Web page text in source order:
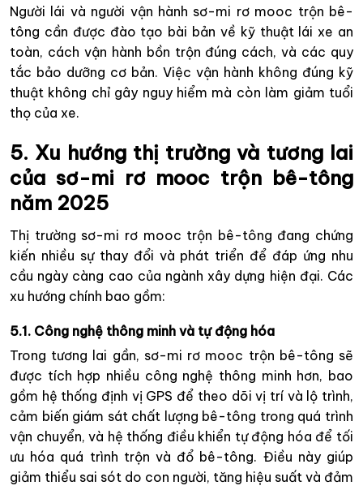
Người lái và người vận hành sơ-mi rơ mooc trộn bê-
tông cần được đào tạo bài bản về kỹ thuật lái xe an
toàn, cách vận hành bồn trộn đúng cách, và các quy
tắc bảo dưỡng cơ bản. Việc vận hành không đúng kỹ
thuật không chỉ gây nguy hiểm mà còn làm giảm tuổi
thọ của xe.
5. Xu hướng thị trường và tương lai
của sơ-mi rơ mooc trộn bê-tông
năm 2025
Thị trường sơ-mi rơ mooc trộn bê-tông đang chứng
kiến nhiều sự thay đổi và phát triển để đáp ứng nhu
cầu ngày càng cao của ngành xây dựng hiện đại. Các
xu hướng chính bao gồm:
5.1. Công nghệ thông minh và tự động hóa
Trong tương lai gần, sơ-mi rơ mooc trộn bê-tông sẽ
được tích hợp nhiều công nghệ thông minh hơn, bao
gồm hệ thống định vị GPS để theo dõi vị trí và lộ trình,
cảm biến giám sát chất lượng bê-tông trong quá trình
vận chuyển, và hệ thống điều khiển tự động hóa để tối
ưu hóa quá trình trộn và đổ bê-tông. Điều này giúp
giảm thiểu sai sót do con người, tăng hiệu suất và đảm